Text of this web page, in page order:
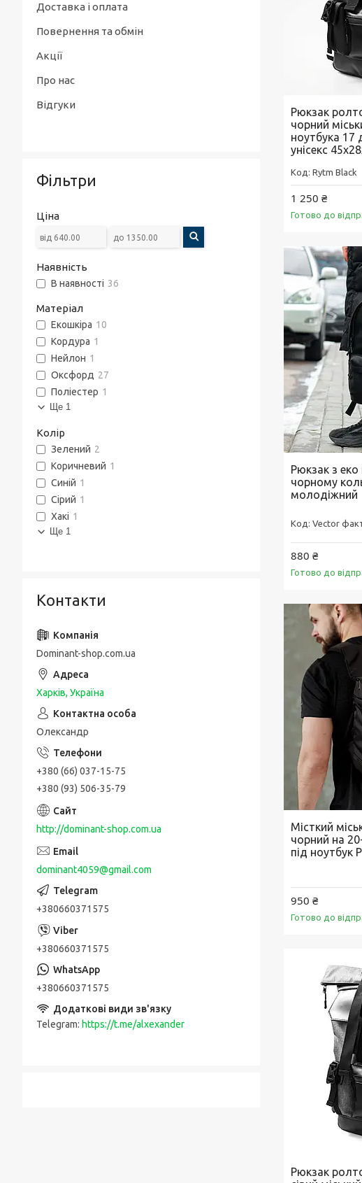
Рюкзак
чорний
ноутбука 17
унісекс
Rytm Black
1 250 ₴
Готово до
Рюкзак з
чорному
молодіжний
Vector
880 ₴
Готово до
Місткий
чорний на
під ноутбук
950 ₴
Готово до
Рюкзак
Доставка і оплата
Повернення та обмін
Акції
Про нас
Відгуки
Фільтри
Ціна
Наявність
В наявності 36
Матеріал
Екошкіра 10
Кордура 1
Нейлон 1
Оксфорд 27
Поліестер 1
Ще 1
Колір
Зелений 2
Коричневий 1
Синій 1
Сірий 1
Хакі 1
Ще 1
Контакти
Dominant-shop.com.ua
Харків, Україна
Олександр
+380 (66) 037-15-75
+380 (93) 506-35-79
http://dominant-shop.com.ua
dominant4059@gmail.com
+380660371575
+380660371575
+380660371575
Telegram https://t.me/alxexander